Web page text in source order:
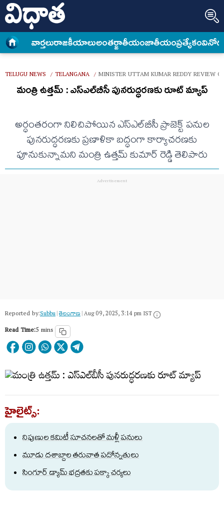
వార్త‌లురాజకీయాలుఅంత‌ర్జాతీయంజాతీయంప్రత్యేకం
TELUGU NEWS / TELANGANA / MINISTER UTTAM KUMAR REDDY REVIEW
మంత్రి ఉత్తమ్ : ఎస్‌ఎల్‌బీసీ పునరుద్ధరణకు రూట్ మ్యాప్
అర్ధంతరంగా నిలిచిపోయిన ఎస్‌ఎల్‌బీసీ ప్రాజెక్ట్ పనుల
పునరుద్ధరణకు ప్రణాళికా బద్ధంగా కార్యాచరణకు
పూనుకున్నామని మంత్రి ఉత్తమ్ కుమార్ రెడ్డి తెలిపారు
Reported by:Subbu|తెలంగాణ‌|Aug 09, 2025, 3:14 pm IST
Read Time:5 mins
హైలైట్స్:
నిపుణుల కమిటీ సూచనలతో మళ్లీ పనులు
మూడు దశాబ్దాల తరువాత పదోన్నతులు
సింగూర్ డ్యామ్ భద్రతకు పక్కా చర్యలు